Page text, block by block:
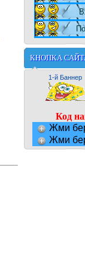
КНОПКА
1-й Баннер
Код
Жми
Жми